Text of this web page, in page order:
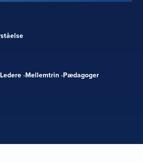
Ledere Mellemtrin Pædagoger